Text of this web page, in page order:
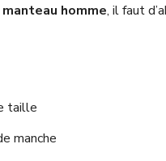
homme, il faut
taille
manche